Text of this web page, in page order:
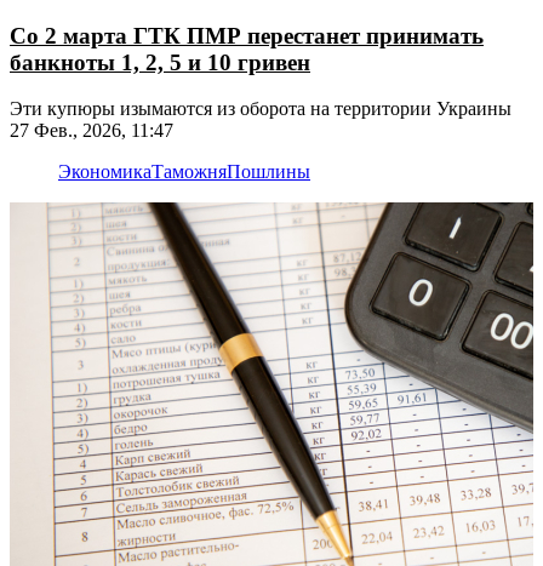
Со 2 марта ГТК ПМР перестанет принимать
банкноты 1, 2, 5 и 10 гривен
Эти купюры изымаются из оборота на территории Украины
27 Фев., 2026, 11:47
ЭкономикаТаможняПошлины